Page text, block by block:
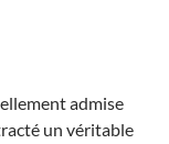
admise
un véritable